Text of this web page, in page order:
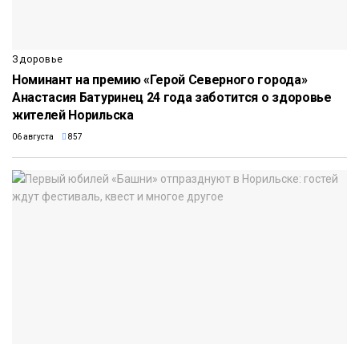
Здоровье
Номинант на премию «Герой Северного города»
Анастасия Батуринец 24 года заботится о здоровье
жителей Норильска
06 августа 857